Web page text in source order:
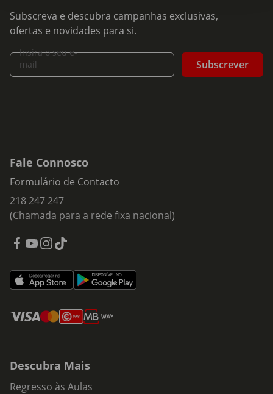
Subscreva e descubra campanhas exclusivas,
ofertas e novidades para si.
Insira o seu e-
mail
Subscrever
Fale Connosco
Formulário de Contacto
218 247 247
(Chamada para a rede fixa nacional)
Descubra Mais
Regresso às Aulas